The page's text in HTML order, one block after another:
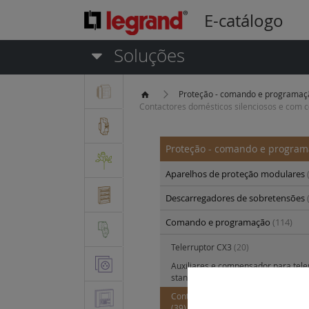
E-catálogo
Soluções
Proteção - comando e
Contactores domésticos silenciosos e com
Proteção - comando e
Aparelhos de proteção modulares
Descarregadores de sobretensões
Comando e programação (114)
Telerruptor CX3 (20)
Auxiliares e compensador para
standards CX3
Contactores CX3 sem e com